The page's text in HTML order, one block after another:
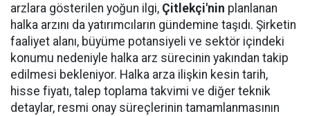
arzlara gösterilen yoğun ilgi, Çitlekçi'nin planlanan
halka arzını da yatırımcıların gündemine taşıdı. Şirketin
faaliyet alanı, büyüme potansiyeli ve sektör içindeki
konumu nedeniyle halka arz sürecinin yakından takip
edilmesi bekleniyor. Halka arza ilişkin kesin tarih,
hisse fiyatı, talep toplama takvimi ve diğer teknik
detaylar, resmi onay süreçlerinin tamamlanmasının